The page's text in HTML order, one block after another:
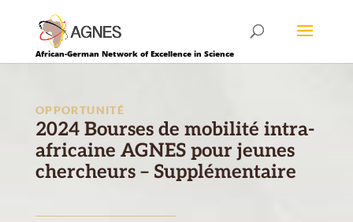
African-German Network of Excellence in Science
OPPORTUNITÉ
2024 Bourses de mobilité intra-
africaine AGNES pour jeunes
chercheurs – Supplémentaire